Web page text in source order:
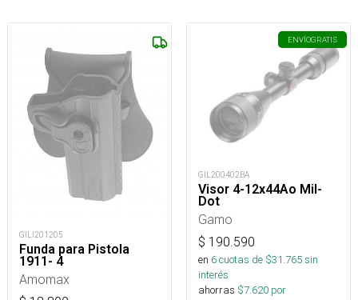
GILI201205
Funda para Pistola
1911- 4
Amomax
ENVÍOGRATIS
GIL200402BA
Visor 4-12x44Ao Mil-
Dot
Gamo
$ 190.590
en 6cuotas de $31.765sin
interés
ahorras $7.620 por